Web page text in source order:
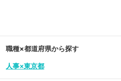
職種×都道府県から探す
人事×東京都